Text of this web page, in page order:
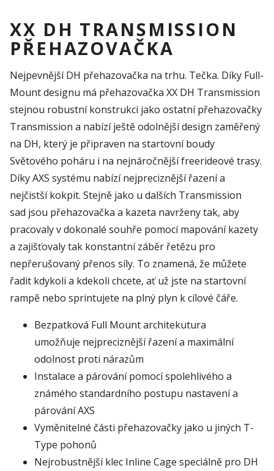
XX DH TRANSMISSION
PŘEHAZOVAČKA
Nejpevnější DH přehazovačka na trhu. Tečka. Díky Full-
Mount designu má přehazovačka XX DH Transmission
stejnou robustní konstrukci jako ostatní přehazovačky
Transmission a nabízí ještě odolnější design zaměřený
na DH, který je připraven na startovní boudy
Světového poháru i na nejnáročnější freerideové trasy.
Díky AXS systému nabízí nejpreciznější řazení a
nejčistší kokpit. Stejně jako u dalších Transmission
sad jsou přehazovačka a kazeta navrženy tak, aby
pracovaly v dokonalé souhře pomocí mapování kazety
a zajišťovaly tak konstantní záběr řetězu pro
nepřerušovaný přenos síly. To znamená, že můžete
řadit kdykoli a kdekoli chcete, ať už jste na startovní
rampě nebo sprintujete na plný plyn k cílové čáře.
Bezpatková Full Mount architekutura
umožňuje nejpreciznější řazení a maximální
odolnost proti nárazům
Instalace a párování pomocí spolehlivého a
známého standardního postupu nastavení a
párování AXS
Vyměnitelné části přehazovačky jako u jiných T-
Type pohonů
Nejrobustnější klec Inline Cage speciálně pro DH